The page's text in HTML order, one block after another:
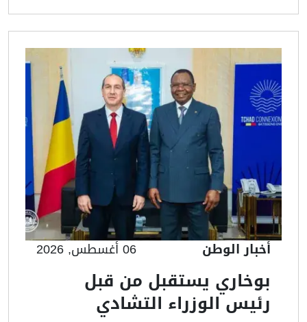
أخبار الوطن 06 أغسطس, 2026
بوخاري يستقبل من قبل
رئيس الوزراء التشادي